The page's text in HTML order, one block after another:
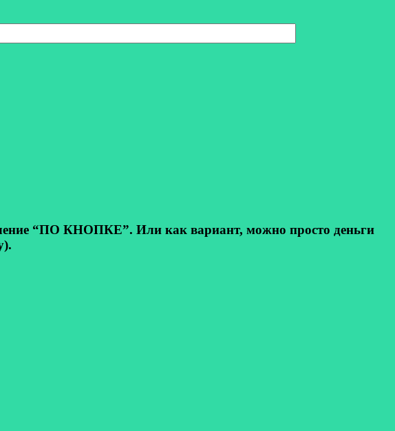
“ПО КНОПКЕ”. Или как вариант, можно просто деньги